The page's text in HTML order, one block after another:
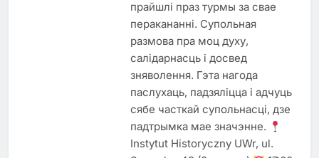
прайшлі праз турмы за свае
перакананні. Супольная
размова пра моц духу,
салідарнасць і досвед
зняволення. Гэта нагода
паслухаць, падзяліцца і адчуць
сябе часткай супольнасці, дзе
падтрымка мае значэнне.
Instytut Historyczny UWr, ul.